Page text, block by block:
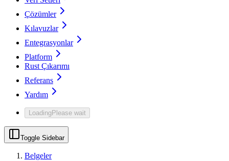
Çözümler
Kılavuzlar
Entegrasyonlar
Platform
Rust Çıkarımı
Referans
Yardım
LoadingPlease wait
Toggle Sidebar
Belgeler